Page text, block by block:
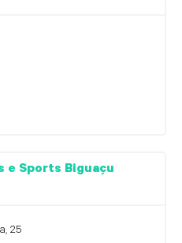
e Sports Biguaçu
25